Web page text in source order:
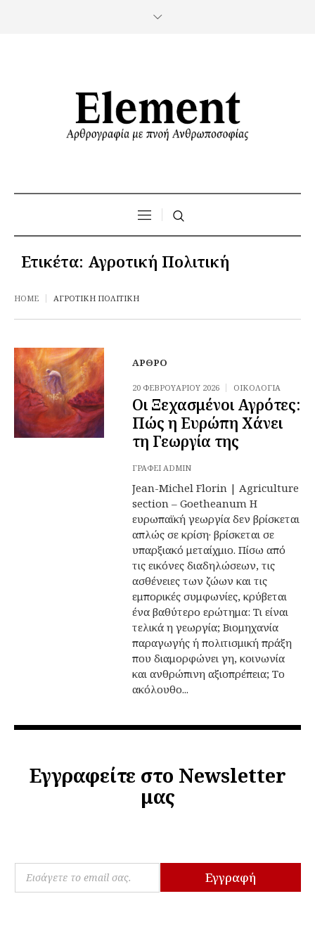
Ετικέτα: Αγροτική Πολιτική
HOME ΑΓΡΟΤΙΚΉ ΠΟΛΙΤΙΚΉ
ΆΡΘΡΟ
20 ΦΕΒΡΟΥΑΡΊΟΥ 2026 ΟΙΚΟΛΟΓΊΑ
Οι Ξεχασμένοι Αγρότες:
Πώς η Ευρώπη Χάνει
τη Γεωργία της
ΓΡΆΦΕΙ ADMIN
Jean-Michel Florin | Agriculture
section – Goetheanum Η
ευρωπαϊκή γεωργία δεν βρίσκεται
απλώς σε κρίση· βρίσκεται σε
υπαρξιακό μεταίχμιο. Πίσω από
τις εικόνες διαδηλώσεων, τις
ασθένειες των ζώων και τις
εμπορικές συμφωνίες, κρύβεται
ένα βαθύτερο ερώτημα: Τι είναι
τελικά η γεωργία; Βιομηχανία
παραγωγής ή πολιτισμική πράξη
που διαμορφώνει γη, κοινωνία
και ανθρώπινη αξιοπρέπεια; Το
ακόλουθο...
Εγγραφείτε στο Newsletter
μας
E
a
Εγγραφή